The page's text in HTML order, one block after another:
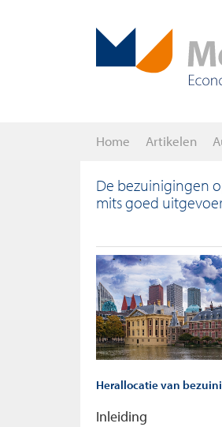
Home Artikelen
De bezuinigingen
mits goed
Herallocatie van
Inleiding